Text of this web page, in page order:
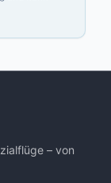
– von